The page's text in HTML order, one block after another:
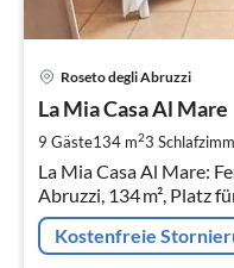
Roseto degli Abruzzi
La Mia Casa Al Mare
9 Gäste134 m23
La Mia Casa Al Mare:
Abruzzi, 134 m², Platz
Kostenfreie